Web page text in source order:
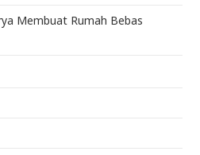
Membuat Rumah Bebas